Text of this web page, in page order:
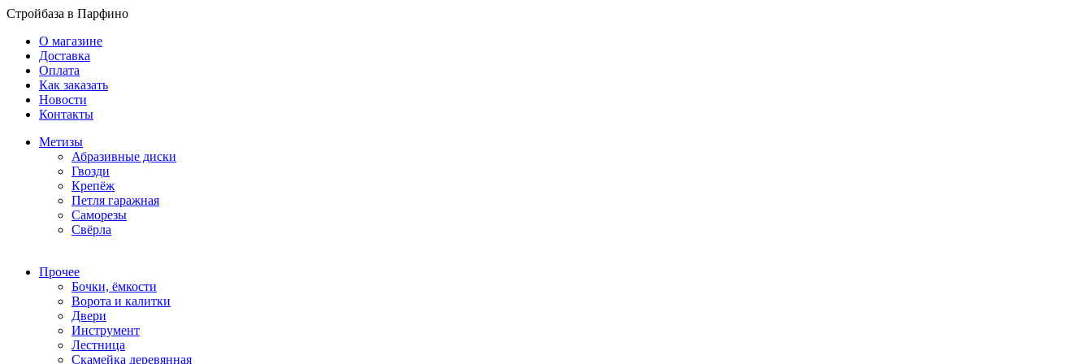
Стройбаза в Парфино
О магазине
Доставка
Оплата
Как заказать
Новости
Контакты
Метизы
Абразивные диски
Гвозди
Крепёж
Петля гаражная
Саморезы
Свёрла
Прочее
Бочки, ёмкости
Ворота и калитки
Двери
Инструмент
Лестница
Скамейка деревянная